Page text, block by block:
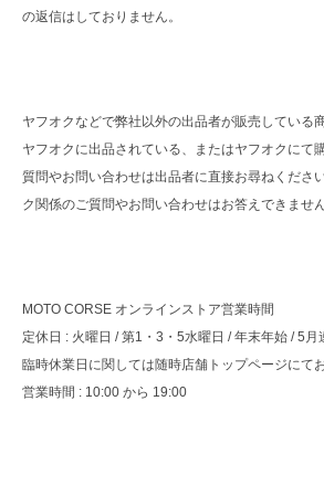
の返信はしておりません。
ヤフオクなどで弊社以外の出品者が販売している
ヤフオクに出品されている、またはヤフオクにて
質問やお問い合わせは出品者に直接お尋ねくださ
ク関係のご質問やお問い合わせはお答えできません
MOTO CORSE オンラインストア営業時間
定休日 : 火曜日 / 第1・3・5水曜日 / 年末年始 / 5月
臨時休業日に関しては随時店舗トップページにて
営業時間 : 10:00 から 19:00